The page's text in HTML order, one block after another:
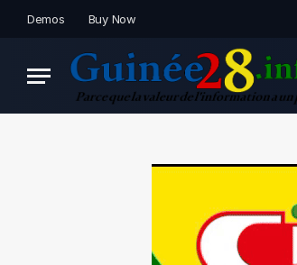
Demos Buy Now